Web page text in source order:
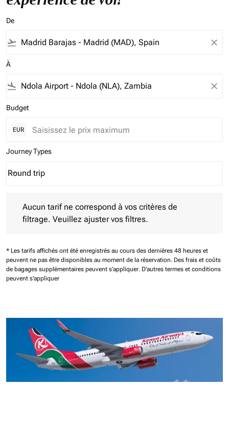
De
flight_takeoff close
À
flight_land close
Budget
EUR
Journey Types
Journey Types option Round trip Selected
Round trip
keyboard_arrow_down
Aucun tarif ne correspond à vos critères de
filtrage. Veuillez ajuster vos filtres.
* Les tarifs affichés ont été enregistrés au cours des dernières 48 heures et
peuvent ne pas être disponibles au moment de la réservation. Des frais et coûts
de bagages supplémentaires peuvent s'appliquer. D'autres termes et conditions
peuvent s'appliquer